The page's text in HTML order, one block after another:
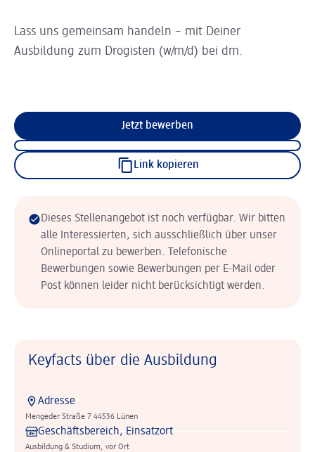
Lass uns gemeinsam handeln – mit Deiner
Ausbildung zum Drogisten (w/m/d) bei dm.
Jetzt bewerben
Link kopieren
Dieses Stellenangebot ist noch verfügbar. Wir bitten
alle Interessierten, sich ausschließlich über unser
Onlineportal zu bewerben. Telefonische
Bewerbungen sowie Bewerbungen per E-Mail oder
Post können leider nicht berücksichtigt werden.
Keyfacts über die Ausbildung
Adresse
Mengeder Straße 7 44536 Lünen
Geschäftsbereich, Einsatzort
Ausbildung & Studium, vor Ort